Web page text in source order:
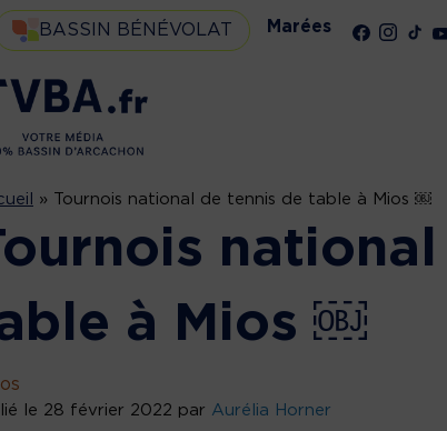
BASSIN BÉNÉVOLAT Marées
» Tournois national de tennis de table à Mios ￼
à Mios ￼
le 28 février 2022 par Aurélia Horner